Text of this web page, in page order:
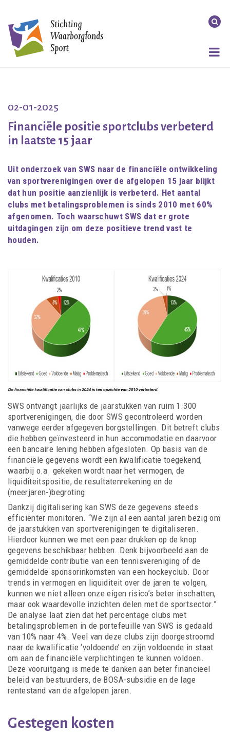
02-01-2025
Financiële positie sportclubs verbeterd
in laatste 15 jaar
Uit onderzoek van SWS naar de financiële ontwikkeling
van sportverenigingen over de afgelopen 15 jaar blijkt
dat hun positie aanzienlijk is verbeterd. Het aantal
clubs met betalingsproblemen is sinds 2010 met 60%
afgenomen. Toch waarschuwt SWS dat er grote
uitdagingen zijn om deze positieve trend vast te
houden.
SWS ontvangt jaarlijks de jaarstukken van ruim 1.300
sportverenigingen, die door SWS gecontroleerd worden
vanwege eerder afgegeven borgstellingen. Dit betreft clubs
die hebben geïnvesteerd in hun accommodatie en daarvoor
een bancaire lening hebben afgesloten. Op basis van de
financiële gegevens wordt een kwalificatie toegekend,
waarbij o.a. gekeken wordt naar het vermogen, de
liquiditeitspositie, de resultatenrekening en de
(meerjaren-)begroting.
Dankzij digitalisering kan SWS deze gegevens steeds
efficiënter monitoren. “We zijn al een aantal jaren bezig om
de jaarstukken van sportverenigingen te digitaliseren.
Hierdoor kunnen we met een paar drukken op de knop
gegevens beschikbaar hebben. Denk bijvoorbeeld aan de
gemiddelde contributie van een tennisvereniging of de
gemiddelde sponsorinkomsten van een hockeyclub. Door
trends in vermogen en liquiditeit over de jaren te volgen,
kunnen we niet alleen onze eigen risico’s beter inschatten,
maar ook waardevolle inzichten delen met de sportsector.”
De analyse laat zien dat het percentage clubs met
betalingsproblemen in de portefeuille van SWS is gedaald
van 10% naar 4%. Veel van deze clubs zijn doorgestroomd
naar de kwalificatie ‘voldoende’ en zijn voldoende in staat
om aan de financiële verplichtingen te kunnen voldoen.
Deze vooruitgang is mede te danken aan beter financieel
beleid van bestuurders, de BOSA-subsidie en de lage
rentestand van de afgelopen jaren.
Gestegen kosten